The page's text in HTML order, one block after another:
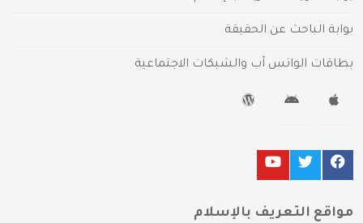
بوابة الباحث عن الحقيقة
بطاقات الواتس آب والشبكات الاجتماعية
مواقع التعريف بالإسلام